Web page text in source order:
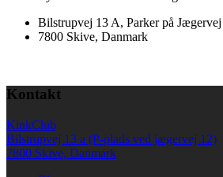
Bilstrupvej 13 A, Parker på Jægervej
7800 Skive, Danmark
Kontakt
KinkClub
Bilstrupvej 13 a (P-plads ved jægervej 12)
7800 Skive, Danmark